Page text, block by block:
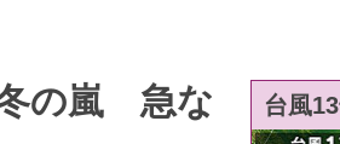
の嵐 急な
台風